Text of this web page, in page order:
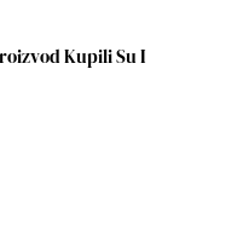
Kupili Su I